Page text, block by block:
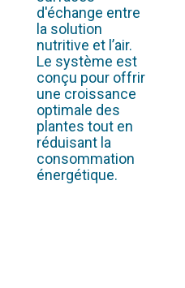
d'échange entre
la solution
nutritive et l’air.
Le système est
conçu pour offrir
une croissance
optimale des
plantes tout en
réduisant la
consommation
énergétique.